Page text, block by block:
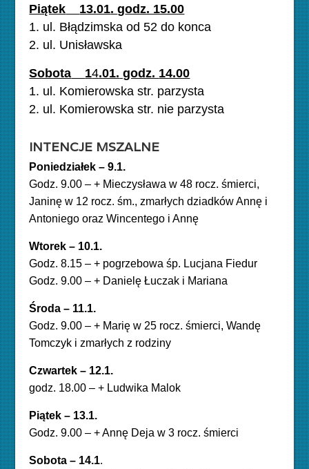
Piątek 13.01.godz. 15.00
1. ul. Błądzimska od 52 do konca
2. ul. Unisławska
Sobota 14.01. godz. 14.00
1. ul. Komierowska str. parzysta
2. ul. Komierowska str. nie parzysta
INTENCJE MSZALNE
Poniedziałek – 9.1.
Godz. 9.00 – + Mieczysława w 48 rocz. śmierci,
Janinę w 12 rocz. śm., zmarłych dziadków Annę i
Antoniego oraz Wincentego i Annę
Wtorek – 10.1.
Godz. 8.15 – + pogrzebowa śp. Lucjana Fiedur
Godz. 9.00 – + Danielę Łuczak i Mariana
Środa – 11.1.
Godz. 9.00 – + Marię w 25 rocz. śmierci, Wandę
Tomczyk i zmarłych z rodziny
Czwartek – 12.1.
godz. 18.00 – + Ludwika Malok
Piątek – 13.1.
Godz. 9.00 – + Annę Deja w 3 rocz. śmierci
Sobota – 14.1.